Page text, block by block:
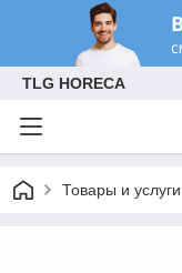
TLG HORECA
Товары и услуги